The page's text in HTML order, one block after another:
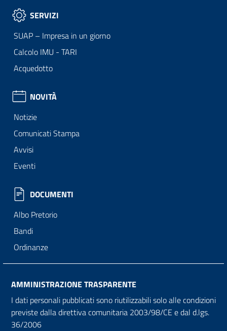
SERVIZI
SUAP – Impresa in un giorno
Calcolo IMU - TARI
Acquedotto
NOVITÀ
Notizie
Comunicati Stampa
Avvisi
Eventi
DOCUMENTI
Albo Pretorio
Bandi
Ordinanze
AMMINISTRAZIONE TRASPARENTE
I dati personali pubblicati sono riutilizzabili solo alle condizioni
previste dalla direttiva comunitaria 2003/98/CE e dal d.lgs.
36/2006